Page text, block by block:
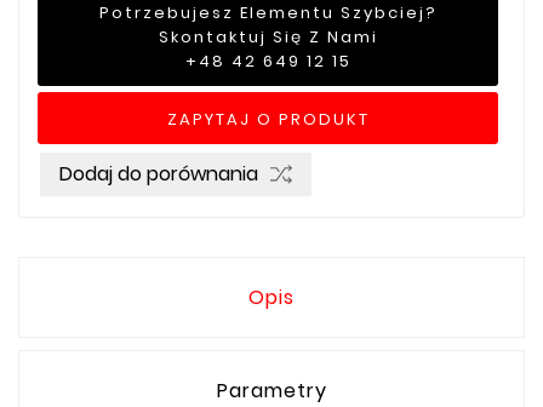
Potrzebujesz Elementu Szybciej?
Skontaktuj Się Z Nami
+48 42 649 12 15
ZAPYTAJ O PRODUKT
Dodaj do porównania
Opis
Parametry